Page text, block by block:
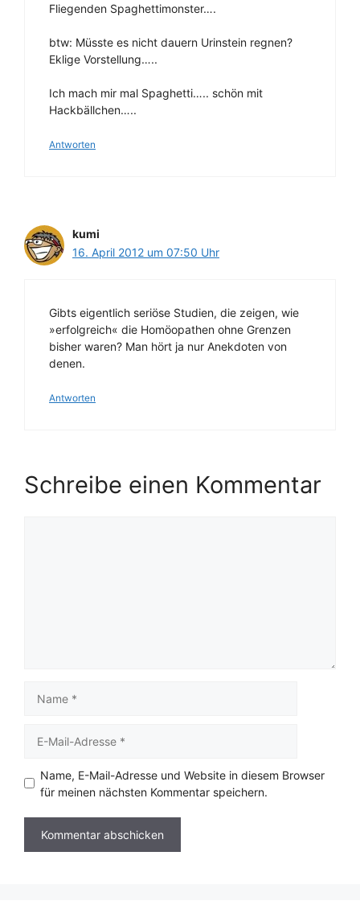
Fliegenden Spaghettimonster….
btw: Müsste es nicht dauern Urinstein regnen?
Eklige Vorstellung…..
Ich mach mir mal Spaghetti….. schön mit
Hackbällchen…..
Antworten
kumi
16. April 2012 um 07:50 Uhr
Gibts eigentlich seriöse Studien, die zeigen, wie
»erfolgreich« die Homöopathen ohne Grenzen
bisher waren? Man hört ja nur Anekdoten von
denen.
Antworten
Schreibe einen Kommentar
Mail-
Name, E-Mail-Adresse und Website in diesem Browser
für meinen nächsten Kommentar speichern.